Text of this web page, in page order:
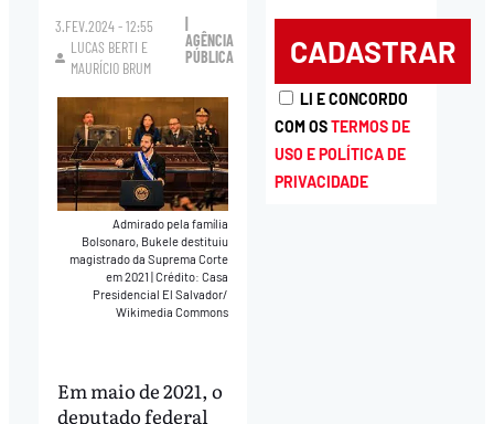
3.FEV.2024 - 12:55
LUCAS BERTI E
MAURÍCIO BRUM
AGÊNCIA
PÚBLICA
Admirado pela família
Bolsonaro, Bukele destituiu
magistrado da Suprema Corte
em 2021 Crédito: Casa
Presidencial El Salvador/
Wikimedia Commons
Em maio de 2021, o
deputado federal
LI E CONCORDO
COM OSTERMOS DE
USO E POLÍTICA DE
PRIVACIDADE